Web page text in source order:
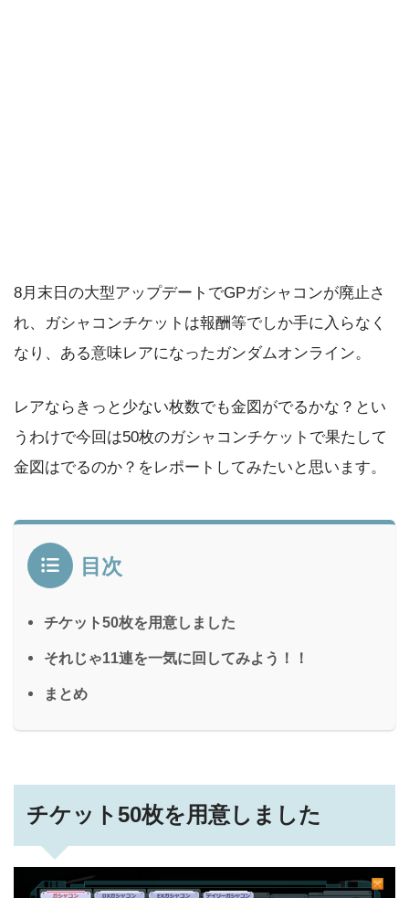
8月末日の大型アップデートでGPガシャコンが廃止さ
れ、ガシャコンチケットは報酬等でしか手に入らなく
なり、ある意味レアになったガンダムオンライン。
レアならきっと少ない枚数でも金図がでるかな？とい
うわけで今回は50枚のガシャコンチケットで果たして
金図はでるのか？をレポートしてみたいと思います。
目次
チケット50枚を用意しました
それじゃ11連を一気に回してみよう！！
まとめ
チケット50枚を用意しました